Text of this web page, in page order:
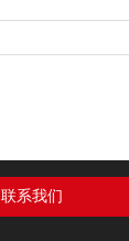
联系我们